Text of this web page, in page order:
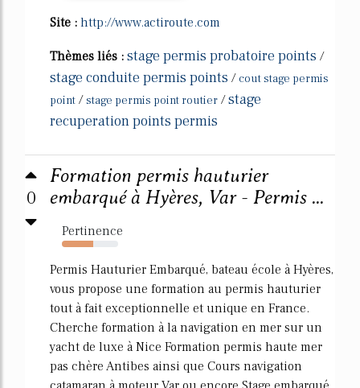
Site : http://www.actiroute.com
Thèmes liés : stage permis probatoire points /
stage conduite permis points / cout stage permis
point /stage permis point routier /stage
recuperation points permis
0
Formation permis hauturier
embarqué à Hyères, Var - Permis ...
Pertinence
56%
Permis Hauturier Embarqué, bateau école à Hyères,
vous propose une formation au permis hauturier
tout à fait exceptionnelle et unique en France.
Cherche formation à la navigation en mer sur un
yacht de luxe à Nice Formation permis haute mer
pas chère Antibes ainsi que Cours navigation